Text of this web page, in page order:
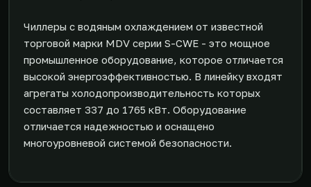
Чиллеры с водяным охлаждением от известной
торговой марки MDV серии S-CWE - это мощное
промышленное оборудование, которое отличается
высокой энергоэффективностью. В линейку входят
агрегаты холодопроизводительность которых
составляет 337 до 1765 кВт. Оборудование
отличается надежностью и оснащено
многоуровневой системой безопасности.